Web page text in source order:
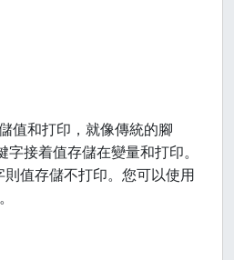
值和打印，就像傳統的腳
接着值存儲在變量和打印。
值存儲不打印。您可以使用